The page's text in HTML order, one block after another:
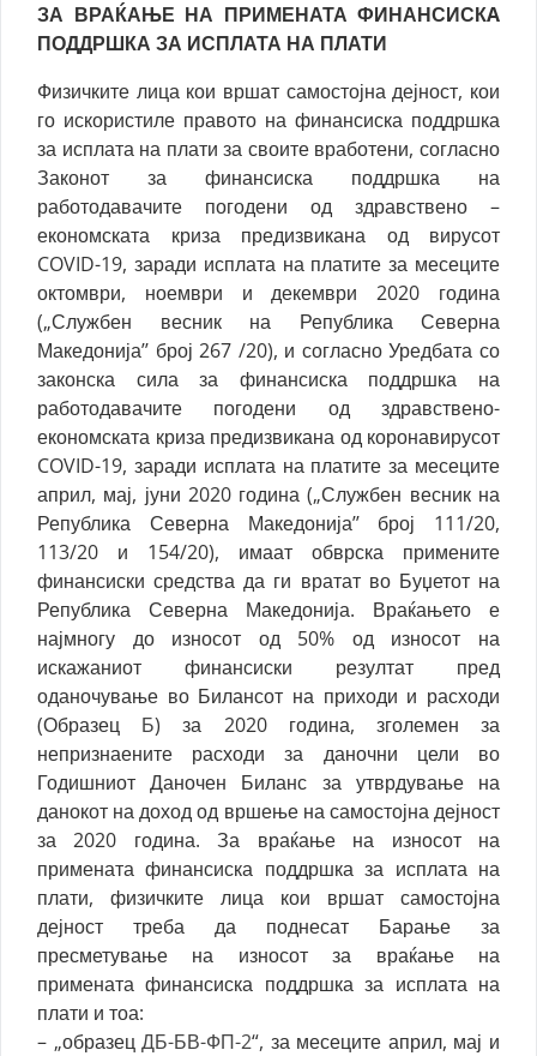
ЗА ВРАЌАЊЕ НА ПРИМЕНАТА ФИНАНСИСКA
ПОДДРШКА ЗА ИСПЛАТА НА ПЛАТИ
Физичките лица кои вршат самостојна дејност, кои
го искористиле правото на финансиска поддршка
за исплата на плати за своите вработени, согласно
Законот за финансиска поддршка на
работодавачите погодени од здравствено –
економската криза предизвикана од вирусот
COVID-19, заради исплата на платите за месеците
октомври, ноември и декември 2020 година
(„Службен весник на Република Северна
Македонија’’ број 267 /20), и согласно Уредбата со
законска сила за финансиска поддршка на
работодавачите погодени од здравствено-
економската криза предизвикана од коронавирусот
COVID-19, заради исплата на платите за месеците
април, мај, јуни 2020 година („Службен весник на
Република Северна Македонија’’ број 111/20,
113/20 и 154/20), имаат обврска примените
финансиски средства да ги вратат во Буџетот на
Република Северна Македонија. Враќањето е
најмногу до износот од 50% од износот на
искажаниот финансиски резултат пред
оданочување во Билансот на приходи и расходи
(Образец Б) за 2020 година, зголемен за
непризнаените расходи за даночни цели во
Годишниот Даночен Биланс за утврдување на
данокот на доход од вршење на самостојна дејност
за 2020 година. За враќање на износот на
примената финансиска поддршка за исплата на
плати, физичките лица кои вршат самостојна
дејност треба да поднесат Барање за
пресметување на износот за враќање на
примената финансиска поддршка за исплата на
плати и тоа:
– „образецДБ-БВ-ФП-2“, за месеците април, мај и